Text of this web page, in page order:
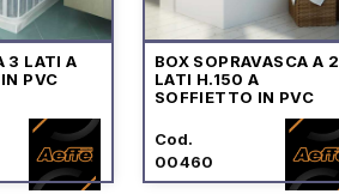
3 LATI A
PVC
BOX SOPRAVASCA A 2
LATI H.150 A
SOFFIETTO IN PVC
Cod.
00460